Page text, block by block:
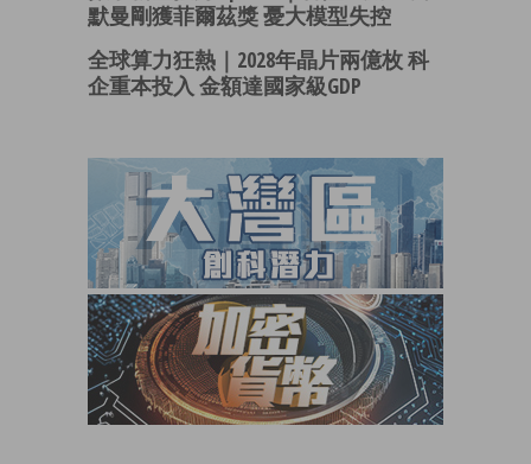
默曼剛獲菲爾茲獎 憂大模型失控
全球算力狂熱｜2028年晶片兩億枚 科
企重本投入 金額達國家級GDP